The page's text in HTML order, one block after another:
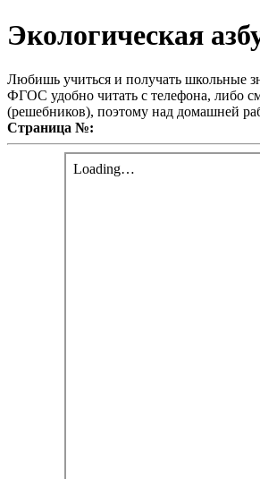
Экологическая
Любишь учиться и получать школьные
ФГОС удобно читать с телефона, либо
(решебников), поэтому над домашней
Страница №: